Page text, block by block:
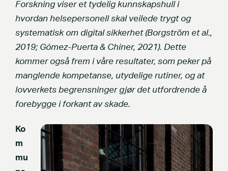
Forskning viser et tydelig kunnskapshull i
hvordan helsepersonell skal veilede trygt og
systematisk om digital sikkerhet (Borgström et al.,
2019; Gómez-Puerta & Chiner, 2021). Dette
kommer også frem i våre resultater, som peker på
manglende kompetanse, utydelige rutiner, og at
lovverkets begrensninger gjør det utfordrende å
forebygge i forkant av skade.
Ko
m
mu